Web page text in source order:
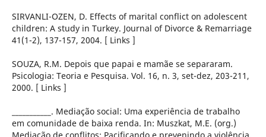
SIRVANLI-OZEN, D. Effects of marital conflict on adolescent
children: A study in Turkey. Journal of Divorce & Remarriage
41(1-2), 137-157, 2004. [ Links ]
SOUZA, R.M. Depois que papai e mamãe se separaram.
Psicologia: Teoria e Pesquisa. Vol. 16, n. 3, set-dez, 203-211,
2000. [ Links ]
___________. Mediação social: Uma experiência de trabalho
em comunidade de baixa renda. In: Muszkat, M.E. (org.)